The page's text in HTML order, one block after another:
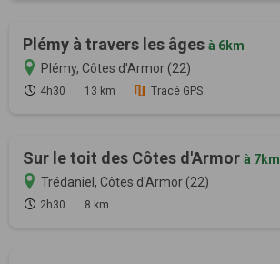
Plémy à travers les âges à 6km
Plémy, Côtes d'Armor (22)
4h30 13 km Tracé GPS
Sur le toit des Côtes d'Armor à 7km
Trédaniel, Côtes d'Armor (22)
2h30 8 km